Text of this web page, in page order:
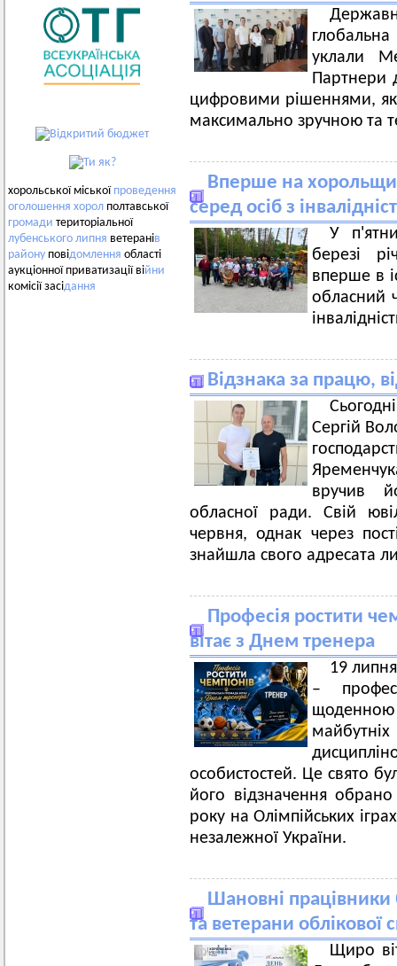
хорольської міської проведення
оголошення хорол полтавської
громади територіальної
лубенського липня ветеранів
району повідомлення області
аукціонної приватизації війни
комісії засідання
уклали
Партнери
цифровими рішеннями,
максимально зручною та
Вперше на
серед осіб з
У
березі
вперше в
обласний
Відзнака за працю,
Сергій
вручив
обласної ради. Свій
червня, однак через
знайшла свого адресата
Професія ростити
вітає з Днем тренера
19
–
особистостей. Це свято
його відзначення
року на Олімпійських
незалежної України.
Шановні працівники
та ветерани облікової
Щиро